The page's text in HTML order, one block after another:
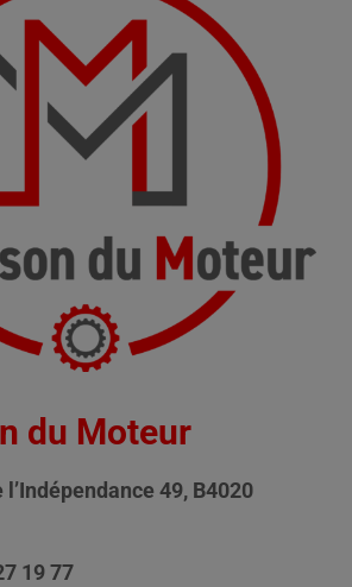
du Moteur
l’Indépendance 49, B4020
19 77